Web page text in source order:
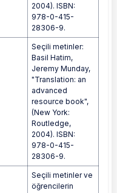
2004). ISBN:
978-0-415-
28306-9.
Seçili metinler:
Basil Hatim,
Jeremy Munday,
"Translation: an
advanced
resource book",
(New York:
Routledge,
2004). ISBN:
978-0-415-
28306-9.
Seçili metinler ve
öğrencilerin